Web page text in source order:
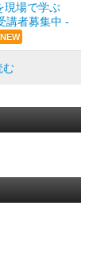
現場で学ぶ
講者募集中 -
NEW
む